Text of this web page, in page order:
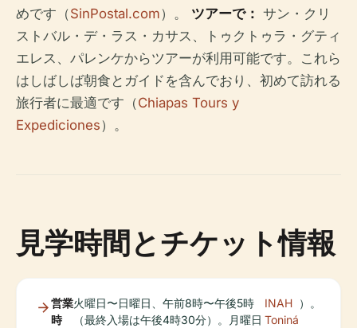
めです（SinPostal.com）。 ツアーで： サン・クリ
ストバル・デ・ラス・カサス、トゥクトゥラ・グティ
エレス、パレンケからツアーが利用可能です。これら
はしばしば朝食とガイドを含んでおり、初めて訪れる
旅行者に最適です（Chiapas Tours y
Expediciones）。
見学時間とチケット情報
営業
時
火曜日〜日曜日、午前8時〜午後5時
（最終入場は午後4時30分）。月曜日
INAH
Toniná
）。